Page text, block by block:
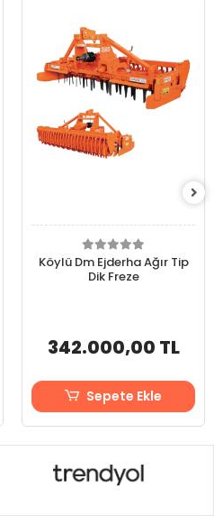
Köylü Dm Ejderha Ağır Tip
Dik Freze
342.000,00 TL
Sepete Ekle